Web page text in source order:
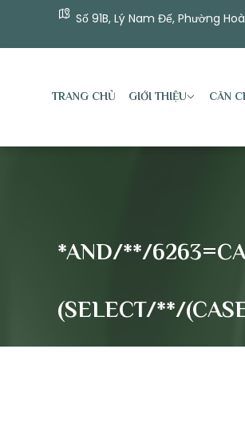
Số 91B, Lý Nam Đế, Phường
TRANG CHỦ GIỚI THIỆU CĂN
*AND/**/
(SELECT/**/